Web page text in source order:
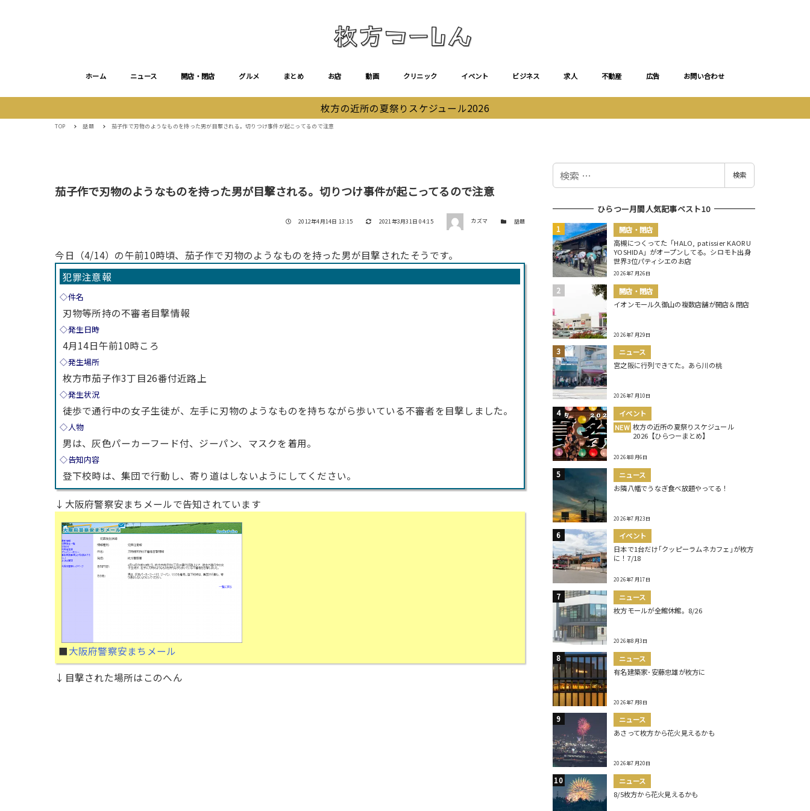
ホーム ニュース 開店・閉店 グルメ まとめ お店 動画 クリニック イベント ビジネス 求人 不動産 広告 お問い合わせ
枚方の近所の夏祭りスケジュール2026
TOP 話題 茄子作で刃物のようなものを持った男が目撃される。切りつけ事件が起こってるので注意
茄子作で刃物のようなものを持った男が目撃される。切りつけ事件が起こってるので注意
投稿日
2012年4月14日 13:15 更新日
2021年3月31日 04:15 著者 カズマ カテゴリー
話題
今日（4/14）の午前10時頃、茄子作で刃物のようなものを持った男が目撃されたそうです。
犯罪注意報
◇件名
刃物等所持の不審者目撃情報
◇発生日時
4月14日午前10時ころ
◇発生場所
枚方市茄子作3丁目26番付近路上
◇発生状況
徒歩で通行中の女子生徒が、左手に刃物のようなものを持ちながら歩いている不審者を目撃しました。
◇人物
男は、灰色パーカーフード付、ジーパン、マスクを着用。
◇告知内容
登下校時は、集団で行動し、寄り道はしないようにしてください。
↓大阪府警察安まちメールで告知されています
■大阪府警察安まちメール
↓目撃された場所はこのへん
検
検索
ひらつー月間人気記事ベスト10
開店・閉店
高槻につくってた「HALO, patissier KAORU
YOSHIDA」がオープンしてる。シロモト出身
世界3位パティシエのお店
2026年7月26日
開店・閉店
イオンモール久御山の複数店舗が開店＆閉店
2026年7月29日
ニュース
宮之阪に行列できてた。あら川の桃
2026年7月10日
イベント
NEW 枚方の近所の夏祭りスケジュール
2026【ひらつーまとめ】
2026年8月6日
ニュース
お隣八幡でうなぎ食べ放題やってる！
2026年7月23日
イベント
日本で1台だけ｢クッピーラムネカフェ｣が枚方
に！7/18
2026年7月17日
ニュース
枚方モールが全館休館。8/26
2026年8月3日
ニュース
有名建築家･安藤忠雄が枚方に
2026年7月8日
ニュース
あさって枚方から花火見えるかも
2026年7月20日
ニュース
8/5枚方から花火見えるかも